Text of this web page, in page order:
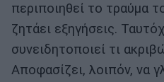
περιποιηθεί το τραύμα
ζητάει εξηγήσεις.
συνειδητοποιεί τι
Αποφασίζει, λοιπόν, να